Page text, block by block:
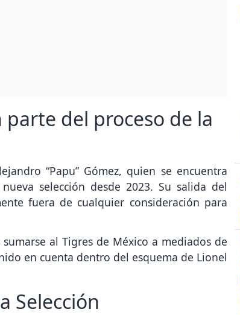
del proceso de la
“Papu” Gómez, quien se encuentra
selección desde 2023. Su salida del
fuera de cualquier consideración para
al Tigres de México a mediados de
en cuenta dentro del esquema de Lionel
Selección